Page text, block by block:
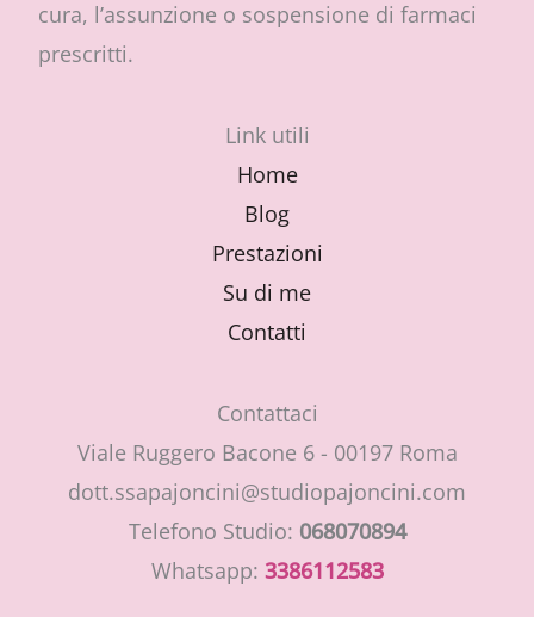
cura, l’assunzione o sospensione di farmaci
prescritti.
Link utili
Home
Blog
Prestazioni
Su di me
Contatti
Contattaci
Viale Ruggero Bacone 6 - 00197 Roma
dott.ssapajoncini@studiopajoncini.com
Telefono Studio: 068070894
Whatsapp: 3386112583